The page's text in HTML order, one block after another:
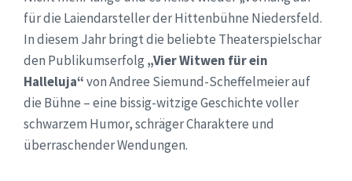
für die Laiendarsteller der Hittenbühne Niedersfeld.
In diesem Jahr bringt die beliebte Theaterspielschar
den Publikumserfolg „Vier Witwen für ein
Halleluja“von Andree Siemund-Scheffelmeier auf
die Bühne – eine bissig-witzige Geschichte voller
schwarzem Humor, schräger Charaktere und
überraschender Wendungen.